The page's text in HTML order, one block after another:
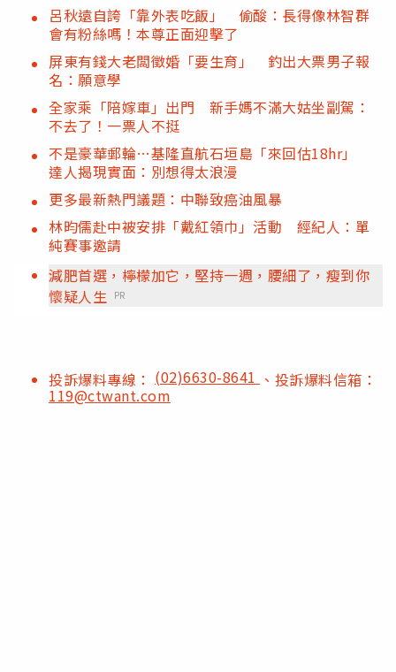
呂秋遠自誇「靠外表吃飯」 偷酸：長得像林智群
會有粉絲嗎！本尊正面迎擊了
屏東有錢大老闆徵婚「要生育」 釣出大票男子報
名：願意學
全家乘「陪嫁車」出門 新手媽不滿大姑坐副駕：
不去了！一票人不挺
不是豪華郵輪…基隆直航石垣島「來回估18hr」
達人揭現實面：別想得太浪漫
更多最新熱門議題：中聯致癌油風暴
林昀儒赴中被安排「戴紅領巾」活動 經紀人：單
純賽事邀請
減肥首選，檸檬加它，堅持一週，腰細了，瘦到你
懷疑人生 PR
投訴爆料專線： (02)6630-8641 、投訴爆料信箱：
119@ctwant.com